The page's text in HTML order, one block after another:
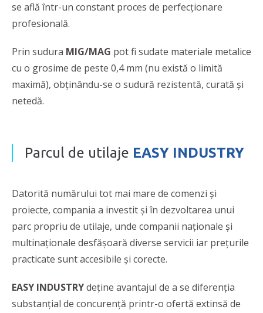
se află într-un constant proces de perfecţionare
profesională.
Prin sudura MIG/MAG pot fi sudate materiale metalice
cu o grosime de peste 0,4 mm (nu există o limită
maximă), obţinându-se o sudură rezistentă, curată şi
netedă.
Parcul de utilaje EASY INDUSTRY
Datorită numărului tot mai mare de comenzi și
proiecte, compania a investit și în dezvoltarea unui
parc propriu de utilaje, unde companii naționale și
multinaționale desfășoară diverse servicii iar preţurile
practicate sunt accesibile şi corecte.
EASY INDUSTRYdeține avantajul de a se diferenţia
substanţial de concurenţă printr-o ofertă extinsă de